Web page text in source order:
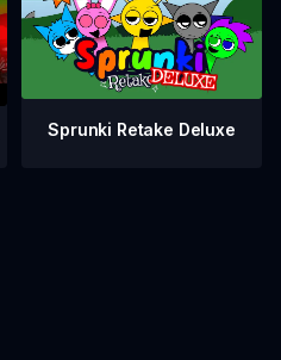
Sprunki Retake Deluxe